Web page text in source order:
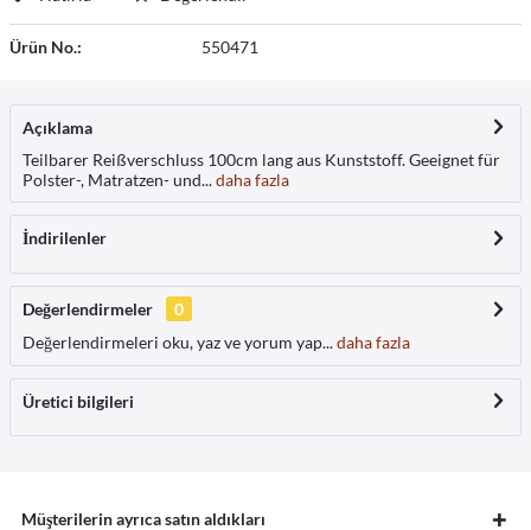
Ürün No.: 550471
Açıklama
Teilbarer Reißverschluss 100cm lang aus Kunststoff. Geeignet für
Polster-, Matratzen- und...daha fazla
İndirilenler
Değerlendirmeler
0
Değerlendirmeleri oku, yaz ve yorum yap...daha fazla
Üretici bilgileri
Müşterilerin ayrıca satın aldıkları